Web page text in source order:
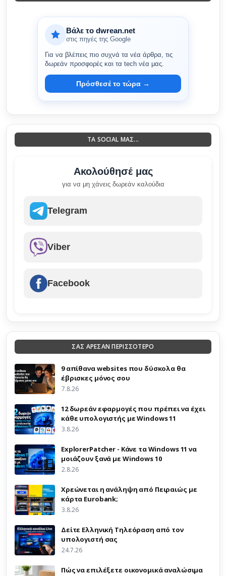
Βάλε το dwrean.net
στις πηγές της Google
Για να βλέπεις πιο συχνά τα νέα άρθρα, τις
δωρεάν προσφορές και τα tech νέα μας.
Πρόσθεσέ το τώρα →
ΤΑ SOCIAL ΜΑΣ...
Ακολούθησέ μας
για να μη χάνεις δωρεάν καλούδια
Telegram
Viber
Facebook
ΣΑΣ ΑΡΕΣΑΝ ΠΕΡΙΣΣΟΤΕΡΟ
9 απίθανα websites που δύσκολα θα
έβρισκες μόνος σου
7.8.26
12 δωρεάν εφαρμογές που πρέπει να έχει
κάθε υπολογιστής με Windows 11
3.8.26
ExplorerPatcher - Κάνε τα Windows 11 να
μοιάζουν ξανά με Windows 10
2.8.26
Χρεώνεται η ανάληψη από Πειραιώς με
κάρτα Eurobank;
3.8.26
Δείτε Ελληνική Τηλεόραση από τον
υπολογιστή σας
24.7.26
Πώς να επιλέξετε οικονομικά αναλώσιμα